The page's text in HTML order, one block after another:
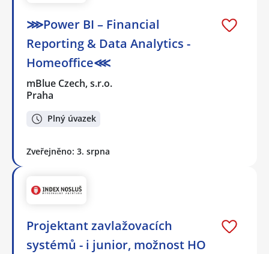
⋙Power BI – Financial
Reporting & Data Analytics -
Homeoffice⋘
mBlue Czech, s.r.o.
Praha
Plný úvazek
Zveřejněno: 3. srpna
Projektant zavlažovacích
systémů - i junior, možnost HO